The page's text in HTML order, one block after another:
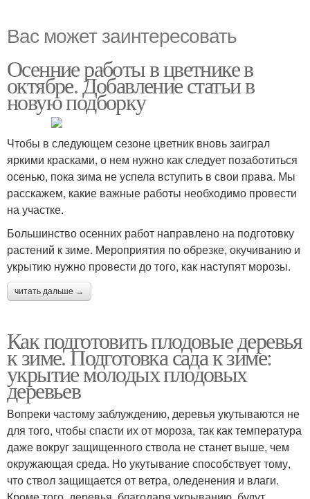
Вас может заинтересовать
Осенние работы в цветнике в
октябре. Добавление статьи в
новую подборку
Чтобы в следующем сезоне цветник вновь заиграл
яркими красками, о нем нужно как следует позаботиться
осенью, пока зима не успела вступить в свои права. Мы
расскажем, какие важные работы необходимо провести
на участке.
Большинство осенних работ направлено на подготовку
растений к зиме. Мероприятия по обрезке, окучиванию и
укрытию нужно провести до того, как наступят морозы.
читать дальше →
Как подготовить плодовые деревья
к зиме. Подготовка сада к зиме:
укрытие молодых плодовых
деревьев
Вопреки частому заблуждению, деревья укутываются не
для того, чтобы спасти их от мороза, так как температура
даже вокруг защищенного ствола не станет выше, чем
окружающая среда. Но укутывание способствует тому,
что ствол защищается от ветра, оледенения и влаги.